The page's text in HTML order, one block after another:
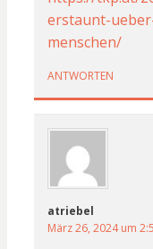
erstaunt-
menschen/
ANTWORTEN
atriebel
März 26, 2024 um